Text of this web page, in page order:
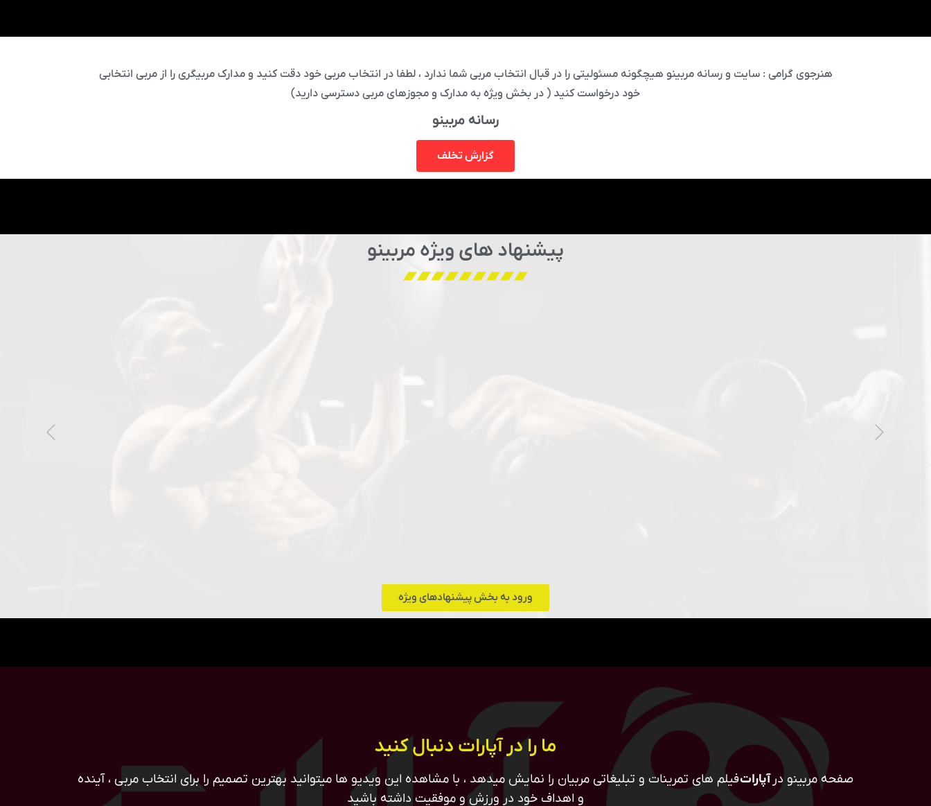
هنرجوی گرامی : سایت و رسانه مربینو هیچگونه مسئولیتی را در قبال انتخاب مربی شما ندارد ، لطفا در انتخاب مربی خود دقت کنید و مدارک مربیگری را از مربی انتخابی
خود درخواست کنید ( در بخش ویژه به مدارک و مجوزهای مربی دسترسی دارید)
رسانه مربینو
گزارش تخلف
پیشنهاد های ویژه مربینو
ورود به بخش پیشنهادهای ویژه
ما را در آپارات دنبال کنید
صفحه مربینو در آپاراتفیلم های تمرینات و تبلیغاتی مربیان را نمایش میدهد ، با مشاهده این ویدیو ها میتوانید بهترین تصمیم را برای انتخاب مربی ، آینده
و اهداف خود در ورزش و موفقیت داشته باشید